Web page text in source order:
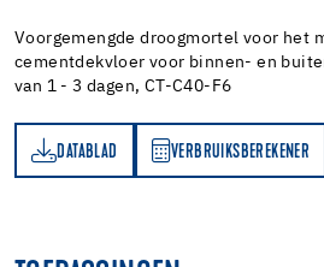
Voorgemengde droogmortel voor het
cementdekvloer voor binnen- en
van 1 - 3 dagen, CT-C40-F6
DATABLAD VERBRUIKSBEREKENER